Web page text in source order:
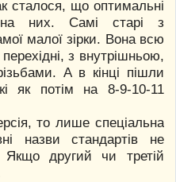
сталося, що оптимальні
них. Самі старі з
малої зірки. Вона всю
з внутрішньою,
А в кінці пішли
як потім на 8-9-10-11
то лише спеціальна
назви стандартів не
другий чи третій